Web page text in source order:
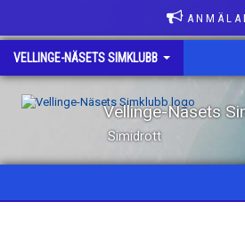
A N M Ä L A
VELLINGE-NÄSETS SIMKLUBB
Vellinge-Näsets
Simidrott